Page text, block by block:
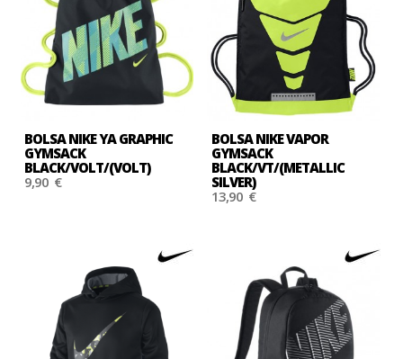
BOLSA NIKE YA GRAPHIC
GYMSACK
BLACK/VOLT/(VOLT)
9,90 €
BOLSA NIKE VAPOR
GYMSACK
BLACK/VT/(METALLIC
SILVER)
13,90 €